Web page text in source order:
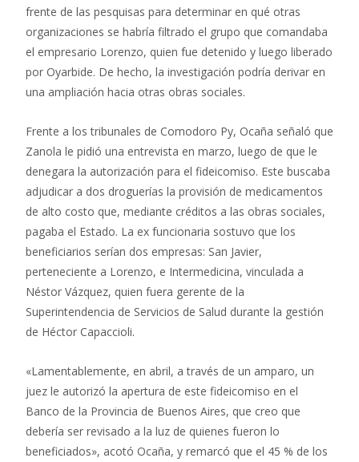
frente de las pesquisas para determinar en qué otras
organizaciones se habría filtrado el grupo que comandaba
el empresario Lorenzo, quien fue detenido y luego liberado
por Oyarbide. De hecho, la investigación podría derivar en
una ampliación hacia otras obras sociales.
Frente a los tribunales de Comodoro Py, Ocaña señaló que
Zanola le pidió una entrevista en marzo, luego de que le
denegara la autorización para el fideicomiso. Este buscaba
adjudicar a dos droguerías la provisión de medicamentos
de alto costo que, mediante créditos a las obras sociales,
pagaba el Estado. La ex funcionaria sostuvo que los
beneficiarios serían dos empresas: San Javier,
perteneciente a Lorenzo, e Intermedicina, vinculada a
Néstor Vázquez, quien fuera gerente de la
Superintendencia de Servicios de Salud durante la gestión
de Héctor Capaccioli.
«Lamentablemente, en abril, a través de un amparo, un
juez le autorizó la apertura de este fideicomiso en el
Banco de la Provincia de Buenos Aires, que creo que
debería ser revisado a la luz de quienes fueron lo
beneficiados», acotó Ocaña, y remarcó que el 45 % de los